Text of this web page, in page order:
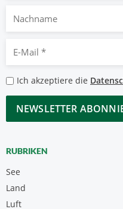
Nachname
Mail
*
*
Ich akzeptiere die
CAPTCHA
RUBRIKEN
See
Land
Luft